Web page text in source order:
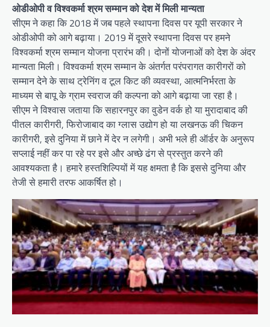
ओडीओपी व विश्वकर्मा श्रम सम्मान को देशमें मिली मान्यता
सीएम ने कहा कि 2018 में जब पहले स्थापना दिवस पर यूपी सरकार ने
ओडीओपी को आगे बढ़ाया। 2019 में दूसरे स्थापना दिवस पर हमने
विश्वकर्मा श्रम सम्मान योजना प्रारंभ की। दोनों योजनाओं को देश के अंदर
मान्यता मिली। विश्वकर्मा श्रम सम्मान के अंतर्गत परंपरागत कारीगरों को
सम्मान देने के साथ ट्रेनिंग व टूल किट की व्यवस्था, आत्मनिर्भरता के
माध्यम से बापू के ग्राम स्वराज की कल्पना को आगे बढ़ाया जा रहा है।
सीएम ने विश्वास जताया कि सहारनपुर का वुडेन वर्क हो या मुरादाबाद की
पीतल कारीगरी, फिरोजाबाद का ग्लास उद्योग हो या लखनऊ की चिकन
कारीगरी, इसे दुनिया में छाने में देर न लगेगी। अभी भले ही ऑर्डर के अनुरूप
सप्लाई नहीं कर पा रहे पर इसे और अच्छे ढंग से प्रस्तुत करने की
आवश्यकता है। हमारे हस्तशिल्पियों में यह क्षमता है कि इससे दुनिया और
तेजी से हमारी तरफ आकर्षित हो।